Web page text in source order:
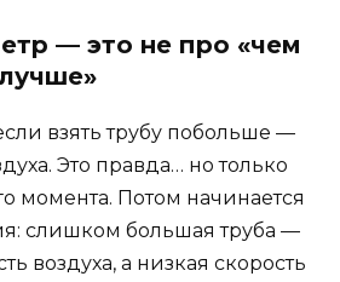
— это не про «чем
взять трубу побольше —
Это правда… но только
момента. Потом начинается
слишком большая труба —
воздуха, а низкая скорость